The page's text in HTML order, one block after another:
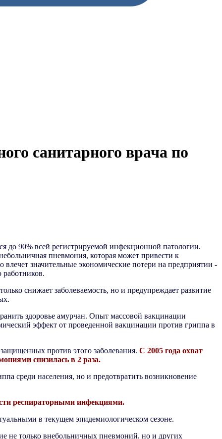
санитарного врача по
90% всей регистрируемой инфекционной патологии.
пневмония, которая может привести к
значительные экономические потери на предприятии -
работников.
снижает заболеваемость, но и предупреждает развитие
здоровье амурчан. Опыт массовой вакцинации
эффект от проведенной вакцинации против гриппа в
против этого заболевания. С 2005 года охват
снизилась в 2 раза.
среди населения, но и предотвратить возникновение
респираторными инфекциями.
в текущем эпидемиологическом сезоне.
не только внебольничных пневмоний, но и других